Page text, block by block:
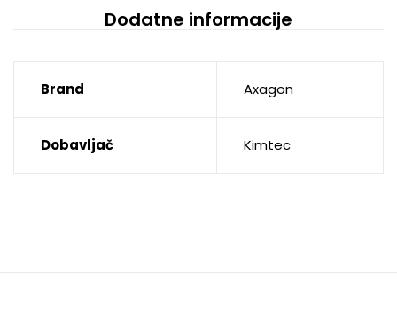
Dodatne informacije
Brand Axagon
Dobavljač Kimtec